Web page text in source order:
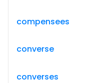
compensees
converse
converses